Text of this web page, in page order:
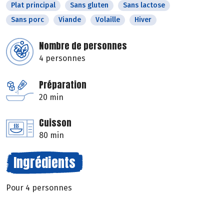
Plat principal Sans gluten
Sans lactose
Sans porc
Viande Volaille Hiver
Nombre de personnes
4 personnes
Préparation
20 min
Cuisson
80 min
Ingrédients
Pour 4 personnes